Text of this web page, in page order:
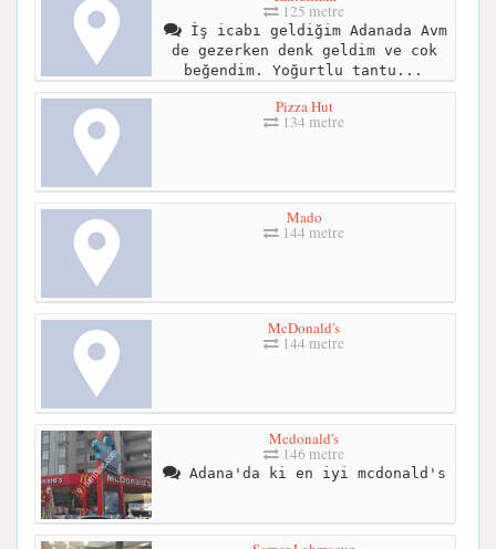
125 metre
İş icabı geldiğim Adanada Avm
de gezerken denk geldim ve cok
beğendim. Yoğurtlu tantu...
Pizza Hut
134 metre
Mado
144 metre
McDonald's
144 metre
Mcdonald's
146 metre
Adana'da ki en iyi mcdonald's